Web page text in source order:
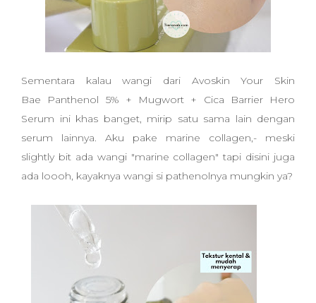
Sementara kalau wangi dari Avoskin Your Skin
Bae Panthenol 5% + Mugwort + Cica Barrier Hero
Serum ini khas banget, mirip satu sama lain dengan
serum lainnya. Aku pake marine collagen,- meski
slightly bit ada wangi "marine collagen" tapi disini juga
ada loooh, kayaknya wangi si pathenolnya mungkin ya?